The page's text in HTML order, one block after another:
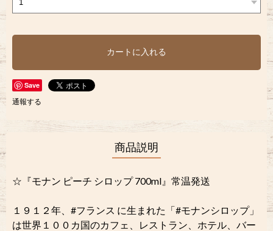
カートに入れる
Save
通報する
商品説明
☆『モナン ピーチ シロップ 700ml』常温発送
１９１２年、#フランス に生まれた「#モナンシロップ」
は世界１００カ国のカフェ、レストラン、ホテル、バー